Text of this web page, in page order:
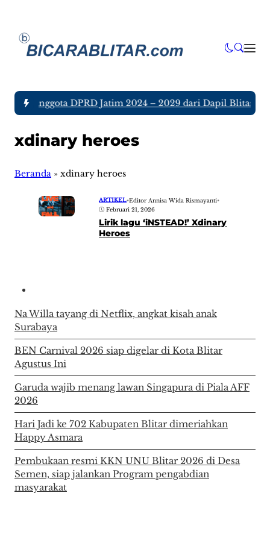
tujuh Anggota DPRD Jatim 2024 – 2029 dari Dapil Blitar dan
xdinary heroes
Beranda » xdinary heroes
ARTIKEL•Editor Annisa Wida Rismayanti•
Februari 21, 2026
Lirik lagu ‘iNSTEAD!’ Xdinary
Heroes
Na Willa tayang di Netflix, angkat kisah anak
Surabaya
BEN Carnival 2026 siap digelar di Kota Blitar
Agustus Ini
Garuda wajib menang lawan Singapura di Piala AFF
2026
Hari Jadi ke 702 Kabupaten Blitar dimeriahkan
Happy Asmara
Pembukaan resmi KKN UNU Blitar 2026 di Desa
Semen, siap jalankan Program pengabdian
masyarakat